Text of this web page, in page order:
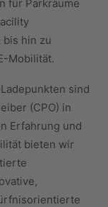
für Parkräume
hin zu
Mobilität.
sind
(CPO) in
Erfahrung und
bieten wir